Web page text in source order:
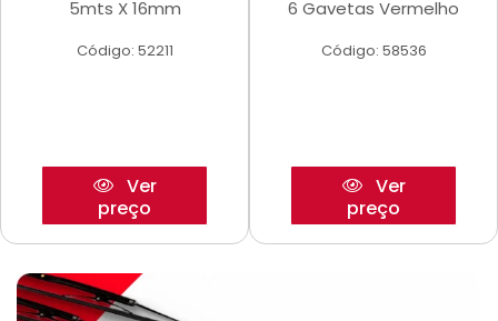
5mts X 16mm
Código: 52211
Ver
preço
6 Gavetas Vermelho
Código: 58536
Ver
preço